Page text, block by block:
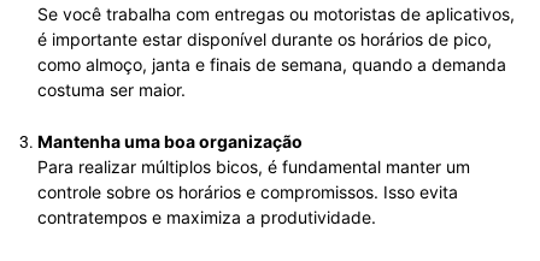
Se você trabalha com entregas ou motoristas de aplicativos,
é importante estar disponível durante os horários de pico,
como almoço, janta e finais de semana, quando a demanda
costuma ser maior.
Mantenha uma boa organização
Para realizar múltiplos bicos, é fundamental manter um
controle sobre os horários e compromissos. Isso evita
contratempos e maximiza a produtividade.